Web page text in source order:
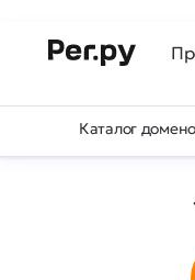
Каталог